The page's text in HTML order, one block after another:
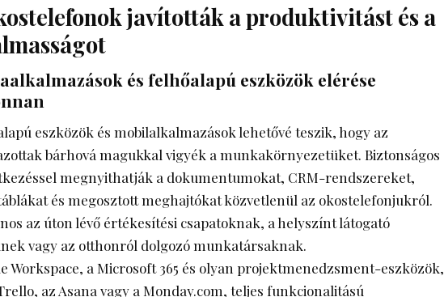
javították a produktivitást és a
és felhőalapú eszközök elérése
eszközök és mobilalkalmazások lehetővé teszik, hogy az
bárhová magukkal vigyék a munkakörnyezetüket. Biztonságos
megnyithatják a dokumentumokat, CRM-rendszereket,
és megosztott meghajtókat közvetlenül az okostelefonjukról.
az úton lévő értékesítési csapatoknak, a helyszínt látogató
vagy az otthonról dolgozó munkatársaknak.
Workspace, a Microsoft 365 és olyan projektmenedzsment-eszközök,
az Asana vagy a Monday.com, teljes funkcionalitású